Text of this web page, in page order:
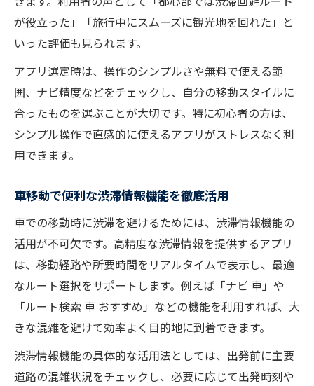
が役立った」「旅行中にスムーズに観光地を回れた」と
いった評価も見られます。
アプリ選定時は、操作のシンプルさや無料で使える範
囲、ナビ精度などをチェックし、自分の移動スタイルに
合ったものを選ぶことが大切です。特に初心者の方は、
シンプル操作で直感的に使えるアプリがストレスなく利
用できます。
車移動で便利な渋滞情報機能を徹底活用
車での移動時に渋滞を避けるためには、渋滞情報機能の
活用が不可欠です。高精度な渋滞情報を提供するアプリ
は、移動経路や所要時間をリアルタイムで表示し、最適
なルート選択をサポートします。例えば「ナビ 車」や
「ルート検索 車 おすすめ」などの機能を利用すれば、大
きな混雑を避けて効率よく目的地に到着できます。
渋滞情報機能の具体的な活用法としては、出発前に主要
道路の混雑状況をチェックし、必要に応じて出発時刻や